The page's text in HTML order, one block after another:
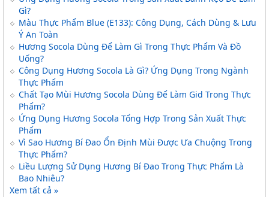
Gì?
Màu Thực Phẩm Blue (E133): Công Dụng, Cách Dùng & Lưu
Ý An Toàn
Hương Socola Dùng Để Làm Gì Trong Thực Phẩm Và Đồ
Uống?
Công Dụng Hương Socola Là Gì? Ứng Dụng Trong Ngành
Thực Phẩm
Chất Tạo Mùi Hương Socola Dùng Để Làm Gid Trong Thực
Phẩm?
Ứng Dụng Hương Socola Tổng Hợp Trong Sản Xuất Thực
Phẩm
Vì Sao Hương Bí Đao Ổn Định Mùi Được Ưa Chuộng Trong
Thực Phẩm?
Liều Lượng Sử Dụng Hương Bí Đao Trong Thực Phẩm Là
Bao Nhiêu?
Xem tất cả »